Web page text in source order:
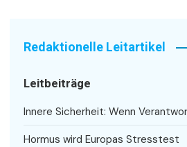
Redaktionelle Leitartikel
Leitbeiträge
Innere Sicherheit: Wenn
Hormus wird Europas Stresstest